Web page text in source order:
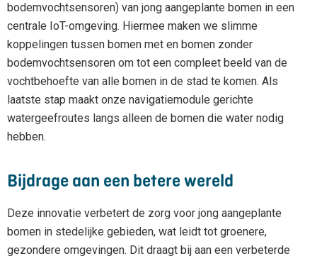
bodemvochtsensoren) van jong aangeplante bomen in een
centrale IoT-omgeving. Hiermee maken we slimme
koppelingen tussen bomen met en bomen zonder
bodemvochtsensoren om tot een compleet beeld van de
vochtbehoefte van alle bomen in de stad te komen. Als
laatste stap maakt onze navigatiemodule gerichte
watergeefroutes langs alleen de bomen die water nodig
hebben.
Bijdrage aan een betere wereld
Deze innovatie verbetert de zorg voor jong aangeplante
bomen in stedelijke gebieden, wat leidt tot groenere,
gezondere omgevingen. Dit draagt bij aan een verbeterde